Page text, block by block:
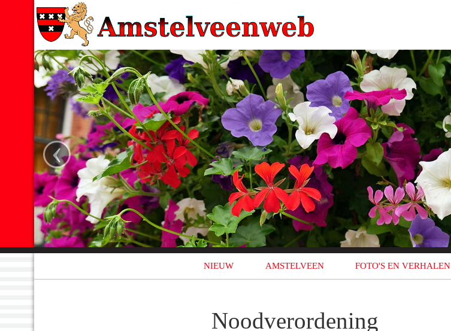
‹
NIEUW AMSTELVEEN FOTO'S EN VERHALEN
Noodverordening